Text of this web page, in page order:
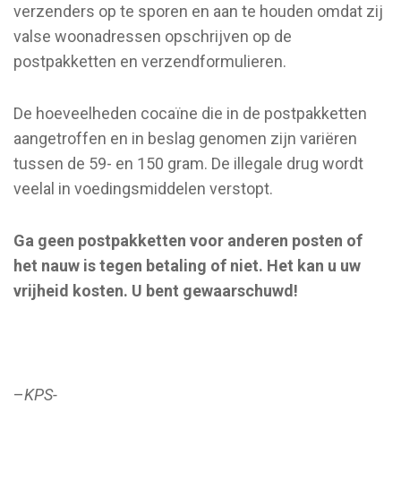
verzenders op te sporen en aan te houden omdat zij
valse woonadressen opschrijven op de
postpakketten en verzendformulieren.
De hoeveelheden cocaïne die in de postpakketten
aangetroffen en in beslag genomen zijn variëren
tussen de 59- en 150 gram. De illegale drug wordt
veelal in voedingsmiddelen verstopt.
Ga geen postpakketten voor anderen posten of
het nauw is tegen betaling of niet. Het kan u uw
vrijheid kosten. U bent gewaarschuwd!
–KPS-